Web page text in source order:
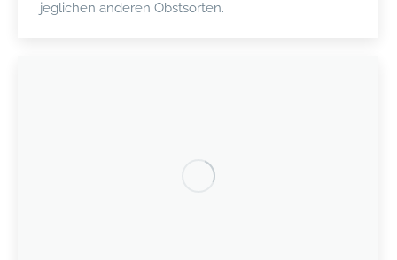
jeglichen anderen Obstsorten.